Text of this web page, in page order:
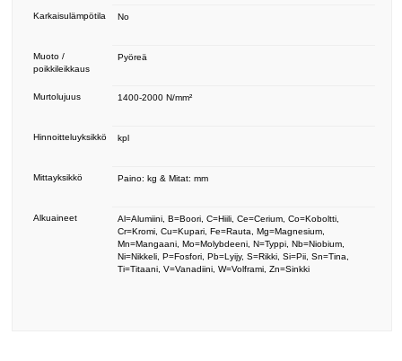
Karkaisulämpötila No
Muoto /
poikkileikkaus
Pyöreä
Murtolujuus 1400-2000 N/mm²
Hinnoitteluyksikkö kpl
Mittayksikkö Paino: kg & Mitat: mm
Alkuaineet
Al=Alumiini, B=Boori, C=Hiili, Ce=Cerium, Co=Koboltti,
Cr=Kromi, Cu=Kupari, Fe=Rauta, Mg=Magnesium,
Mn=Mangaani, Mo=Molybdeeni, N=Typpi, Nb=Niobium,
Ni=Nikkeli, P=Fosfori, Pb=Lyijy, S=Rikki, Si=Pii, Sn=Tina,
Ti=Titaani, V=Vanadiini, W=Volframi, Zn=Sinkki